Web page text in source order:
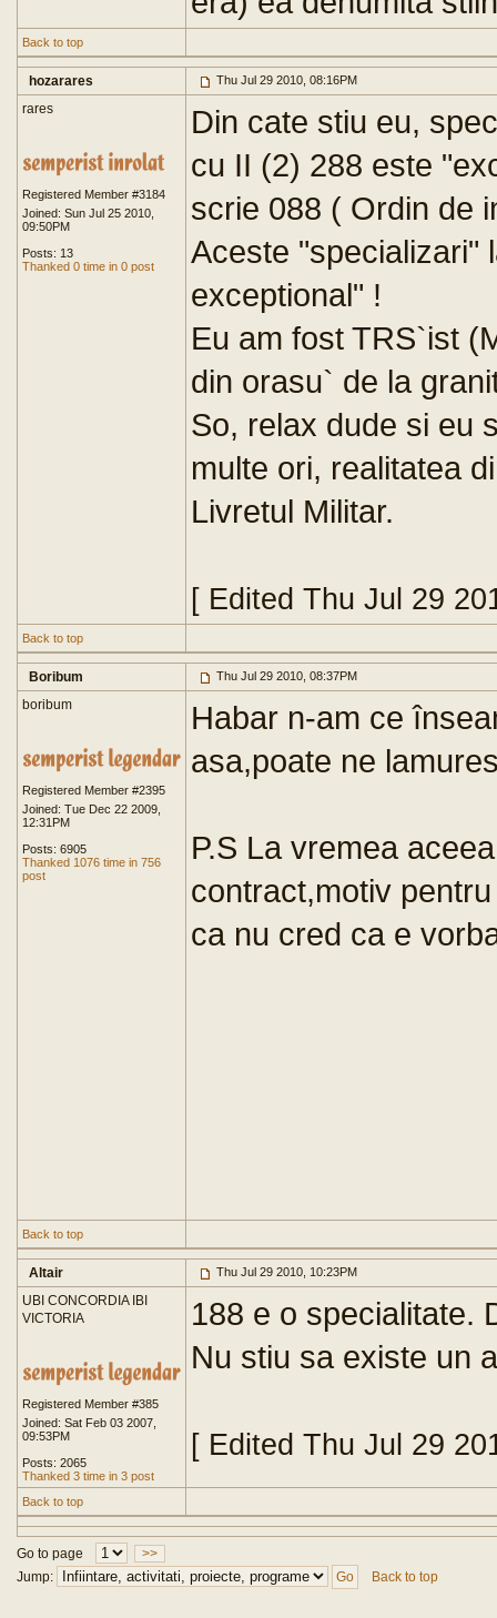
Back to top
hozarares Thu Jul 29 2010, 08:16PM
rares
Registered Member #3184
Joined: Sun Jul 25 2010,
09:50PM
Posts: 13
Thanked 0 time in 0 post
Din cate stiu eu,
cu II (2) 288 este
scrie 088 ( Ordin de
Aceste "specializari"
exceptional" !
Eu am fost TRS`ist
din orasu` de la
So, relax dude si eu
multe ori, realitatea
Livretul Militar.
[ Edited Thu Jul 29
Back to top
Boribum Thu Jul 29 2010, 08:37PM
boribum
Registered Member #2395
Joined: Tue Dec 22 2009,
12:31PM
Posts: 6905
Thanked 1076 time in 756
post
Habar n-am ce
asa,poate ne
P.S La vremea
contract,motiv
ca nu cred ca e
Back to top
Altair Thu Jul 29 2010, 10:23PM
UBI CONCORDIA IBI
VICTORIA
Registered Member #385
Joined: Sat Feb 03 2007,
09:53PM
Posts: 2065
Thanked 3 time in 3 post
188 e o specialitate.
Nu stiu sa existe un
[ Edited Thu Jul 29
Back to top
Go to page
>>
Jump:
Back to top